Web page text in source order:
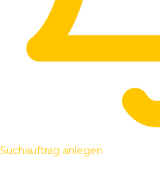
Suchauftrag anlegen